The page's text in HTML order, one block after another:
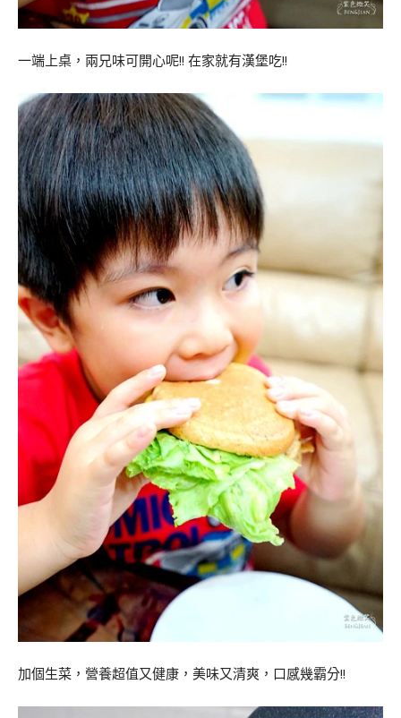
一端上桌，兩兄味可開心呢!! 在家就有漢堡吃!!
加個生菜，營養超值又健康，美味又清爽，口感幾霸分!!